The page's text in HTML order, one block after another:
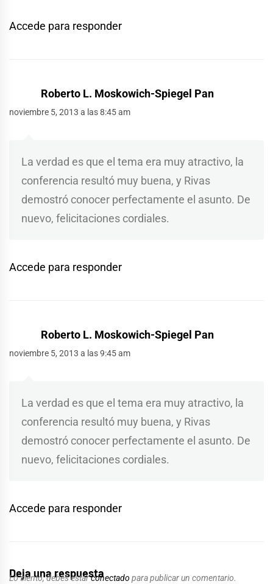
Accede para responder
Roberto L. Moskowich-Spiegel Pan
noviembre 5, 2013 a las 8:45 am
La verdad es que el tema era muy atractivo, la
conferencia resultó muy buena, y Rivas
demostró conocer perfectamente el asunto. De
nuevo, felicitaciones cordiales.
Accede para responder
Roberto L. Moskowich-Spiegel Pan
noviembre 5, 2013 a las 9:45 am
La verdad es que el tema era muy atractivo, la
conferencia resultó muy buena, y Rivas
demostró conocer perfectamente el asunto. De
nuevo, felicitaciones cordiales.
Accede para responder
Deja una respuesta
Lo siento, debes estarconectado para publicar un comentario.